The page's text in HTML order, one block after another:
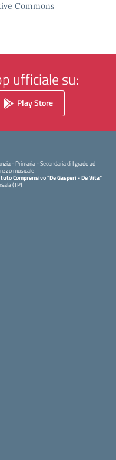
Commons
ufficiale su:
Play Store
- Primaria - Secondaria di I grado ad
musicale
Comprensivo "De Gasperi - De Vita"
(TP)